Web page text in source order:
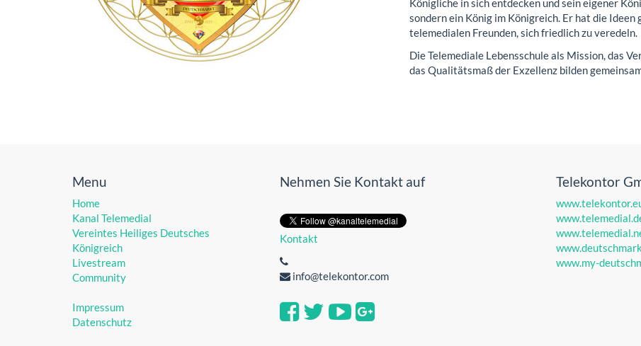
Königliche in sich entdecken und sein eigener
sondern ein König im Königreich. Er hat die
telemedialen Freunden, sich friedlich zu veredeln.
Die Telemediale Lebensschule als Mission, das
das Qualitätsmaß der Exzellenz bilden
Menu
Home
Kanal Telemedial
Vereintes Heiliges Deutsches
Königreich
Livestream
Community
Impressum
Datenschutz
Nehmen Sie Kontakt auf
Kontakt
info@telekontor.com
Telekontor
www.my-